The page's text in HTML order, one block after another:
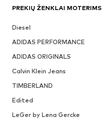
PREKIŲ ŽENKLAI MOTERIMS
Diesel
ADIDAS PERFORMANCE
ADIDAS ORIGINALS
Calvin Klein Jeans
TIMBERLAND
Edited
LeGer by Lena Gercke